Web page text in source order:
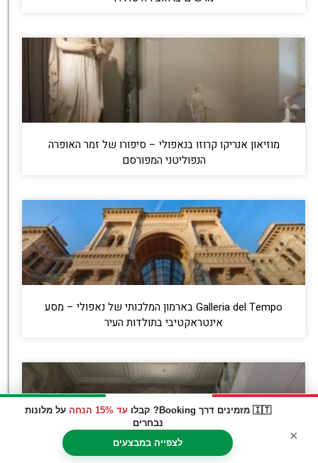
🇮🇹 מזמינים דרך Booking? קבלו עד 15% הנחה
על מלונות
נבחרים
לצפייה במבצעים
×
מוזיאון אנריקו קרוזו בנאפולי – סיפורו של זמר האופרה
הנפוליטני המפורסם
Galleria del Tempo בארמון המלכותי של נאפולי – מסע
אינטראקטיבי בתולדות העיר